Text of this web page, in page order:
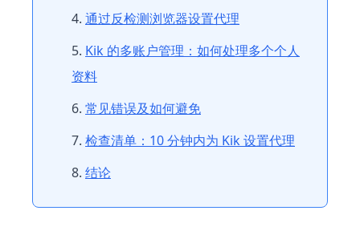
通过反检测浏览器设置代理
Kik 的多账户管理：如何处理多个个人
资料
常见错误及如何避免
检查清单：10 分钟内为 Kik 设置代理
结论